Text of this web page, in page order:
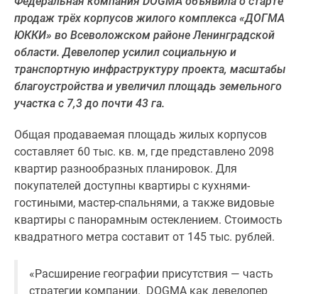
помещения
Квартиры
карте
Эксперты
авторы
места
Специальные
предложения
Апартаменты
Новостройки
карте
комнатные
продаж трёх корпусов жилого комплекса «ДОГМА
ЮККИ» во Всеволожском районе Ленинградской
области. Девелопер усилил социальную и
транспортную инфраструктуру проекта, масштабы
благоустройства и увеличил площадь земельного
участка с 7,3до почти 43 га.
Общая продаваемая площадь жилых корпусов
составляет 60 тыс. кв. м, где представлено 2098
квартир разнообразных планировок. Для
покупателей доступны квартиры с кухнями-
гостиными, мастер-спальнями, а также видовые
квартиры с панорамным остеклением. Стоимость
квадратного метра составит от 145 тыс. рублей.
«Расширение географии присутствия — часть
стратегии компании. DOGMA как девелопер